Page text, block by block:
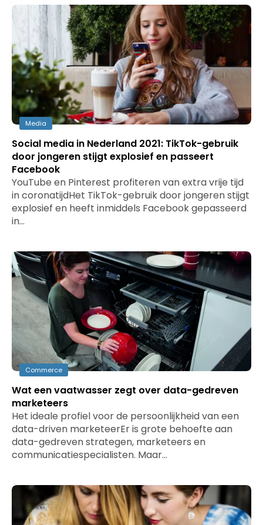
Media
Social media in Nederland 2021: TikTok-gebruik
door jongeren stijgt explosief en passeert
Facebook
YouTube en Pinterest profiteren van extra vrije tijd
in coronatijdHet TikTok-gebruik door jongeren stijgt
explosief en heeft inmiddels Facebook gepasseerd
in…
Commerce
Wat een vaatwasser zegt over data-gedreven
marketeers
Het ideale profiel voor de persoonlijkheid van een
data-driven marketeerEr is grote behoefte aan
data-gedreven strategen, marketeers en
communicatiespecialisten. Maar…